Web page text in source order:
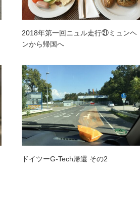
2018年第一回ニュル走行㉑ミュンヘ
ンから帰国へ
ドイツーG-Tech帰還 その2